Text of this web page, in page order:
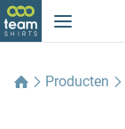
Producten